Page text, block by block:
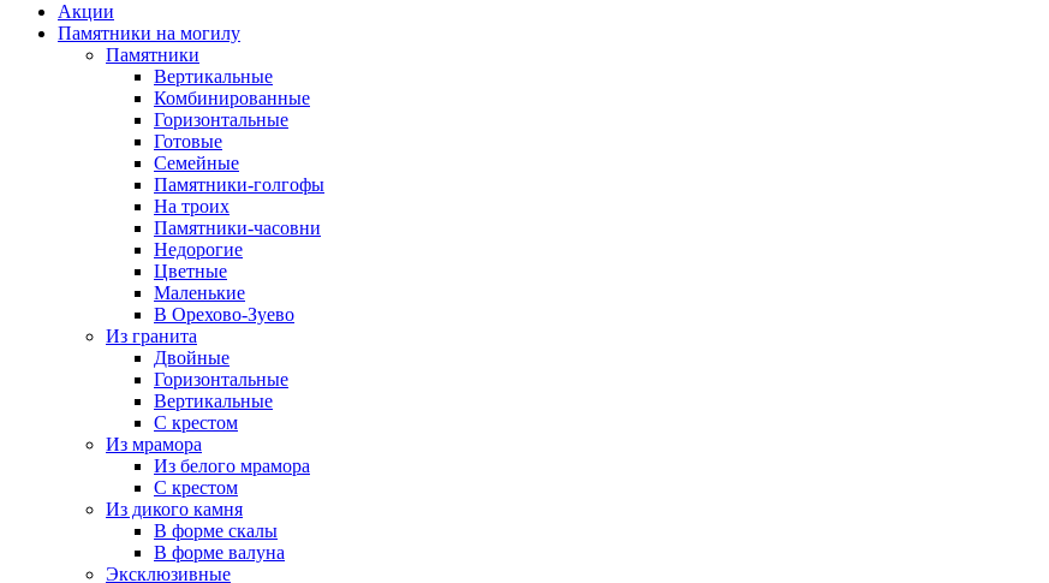
Акции
Памятники на могилу
Памятники
Вертикальные
Комбинированные
Горизонтальные
Готовые
Семейные
Памятники-голгофы
На троих
Памятники-часовни
Недорогие
Цветные
Маленькие
В Орехово-Зуево
Из гранита
Двойные
Горизонтальные
Вертикальные
С крестом
Из мрамора
Из белого мрамора
С крестом
Из дикого камня
В форме скалы
В форме валуна
Эксклюзивные